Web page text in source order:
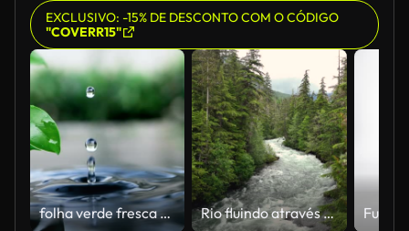
EXCLUSIVO: -15% DE DESCONTO COM O CÓDIGO
"COVERR15"
folha verde fresca com gota da água sobre a água, relaxamento da filial da natureza da folha com ondulação da água conceito das gotas, tiro lento do movimento Rio fluindo através de uma floresta tropical temperada